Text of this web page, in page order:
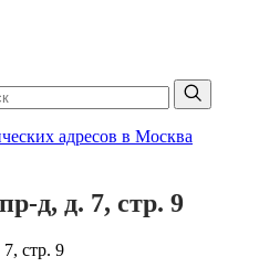
адресов в Москва
д, д. 7, стр. 9